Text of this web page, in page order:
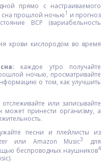
прямо с настраиваемого
сна прошлой ночью1 и прогноз
ВСР (вариабельность
крови кислородом во время
каждое утро получайте
ночью, просматривайте
о том, как улучшить
отслеживайте или записывайте
может принести организму, а
песни и плейлисты из
или Amazon Music3
для
беспроводных наушников4